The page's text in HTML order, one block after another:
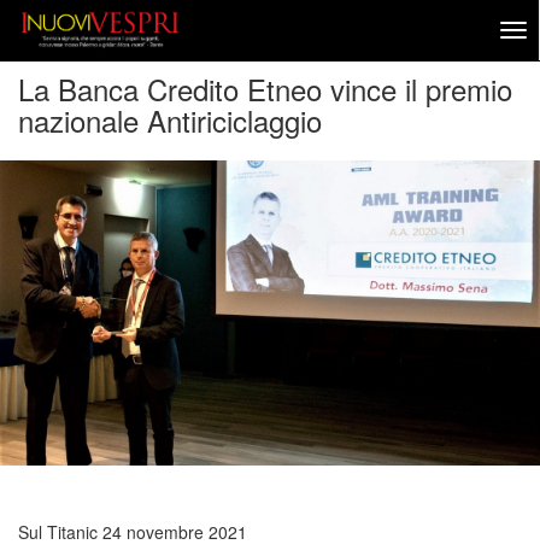
La Banca Credito Etneo vince il premio
nazionale Antiriciclaggio
Sul Titanic 24 novembre 2021